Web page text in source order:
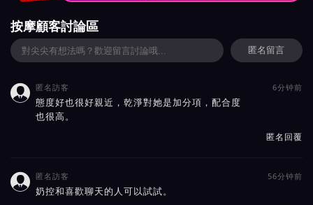
按摩顧客討論區
匿名留言
 匿名訪客 6分钟前
態度好也很好親近，乾淨對她是加分項，配合度
也很高。
匿名回覆
 匿名訪客 56分钟前
奶控和喜歡聊天的人可以試試。